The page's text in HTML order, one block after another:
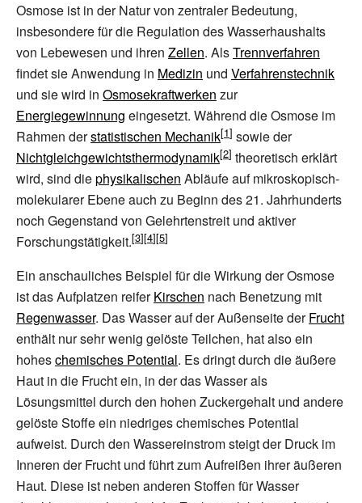
Osmose ist in der Natur von zentraler Bedeutung,
insbesondere für die Regulation des Wasserhaushalts
von Lebewesen und ihren Zellen. AlsTrennverfahren
findet sie Anwendung in Medizin und Verfahrenstechnik
und sie wird in Osmosekraftwerken zur
Energiegewinnung eingesetzt. Während die Osmose im
Rahmen derstatistischen Mechanik
sowie der
Nichtgleichgewichtsthermodynamik
theoretisch erklärt
wird, sind diephysikalischen Abläufe auf mikroskopisch-
molekularer Ebene auch zu Beginn des 21. Jahrhunderts
noch Gegenstand von Gelehrtenstreit und aktiver
Forschungstätigkeit.
Ein anschauliches Beispiel für die Wirkung der Osmose
ist das Aufplatzen reiferKirschen nach Benetzung mit
Regenwasser. Das Wasser auf der Außenseite derFrucht
enthält nur sehr wenig gelöste Teilchen, hat also ein
hoheschemisches Potential. Es dringt durch die äußere
Haut in die Frucht ein, in der das Wasser als
Lösungsmittel durch den hohen Zuckergehalt und andere
gelöste Stoffe ein niedriges chemisches Potential
aufweist. Durch den Wassereinstrom steigt der Druck im
Inneren der Frucht und führt zum Aufreißen ihrer äußeren
Haut. Diese ist neben anderen Stoffen für Wasser